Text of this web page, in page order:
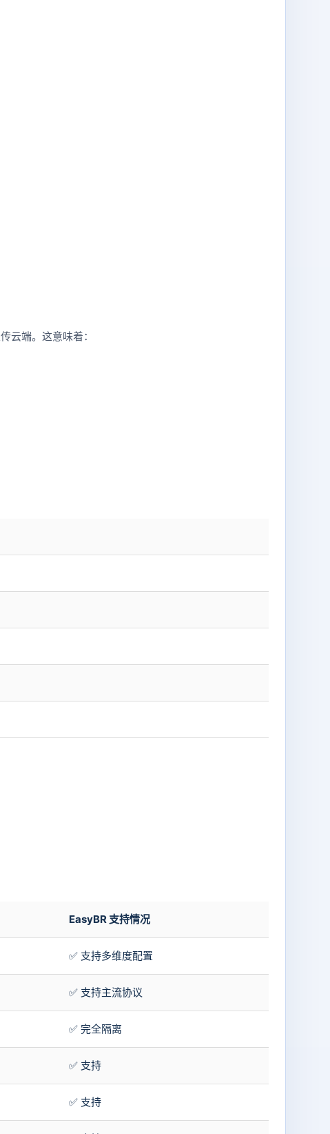
云端。这意味着：
EasyBR 支持情况
✅ 支持多维度配置
✅ 支持主流协议
✅ 完全隔离
✅ 支持
✅ 支持